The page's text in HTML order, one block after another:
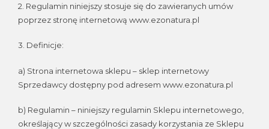
2. Regulamin niniejszy stosuje się do zawieranych umów
poprzez stronę internetową www.ezonatura.pl
3. Definicje:
a) Strona internetowa sklepu – sklep internetowy
Sprzedawcy dostępny pod adresem www.ezonatura.pl
b) Regulamin – niniejszy regulamin Sklepu internetowego,
określający w szczególności zasady korzystania ze Sklepu